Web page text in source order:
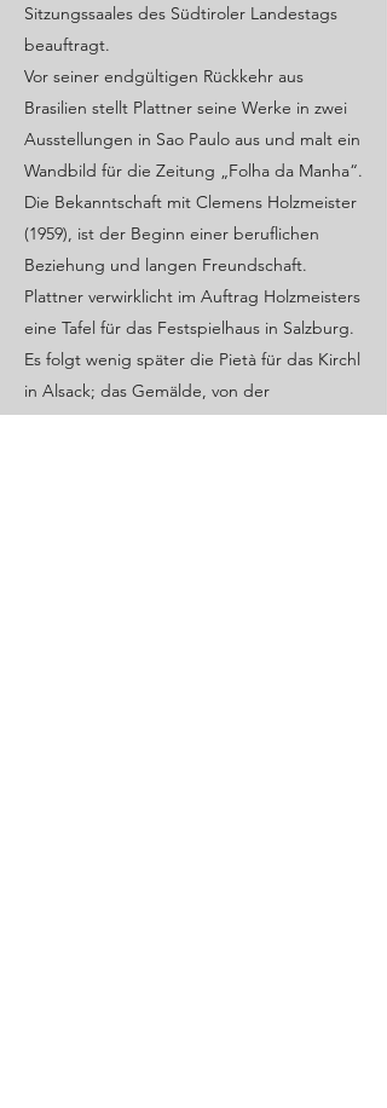
Sitzungssaales des Südtiroler Landestags
beauftragt.
Vor seiner endgültigen Rückkehr aus
Brasilien stellt Plattner seine Werke in zwei
Ausstellungen in Sao Paulo aus und malt ein
Wandbild für die Zeitung „Folha da Manha“.
Die Bekanntschaft mit Clemens Holzmeister
(1959), ist der Beginn einer beruflichen
Beziehung und langen Freundschaft.
Plattner verwirklicht im Auftrag Holzmeisters
eine Tafel für das Festspielhaus in Salzburg.
Es folgt wenig später die Pietà für das Kirchl
in Alsack; das Gemälde, von der
Bevölkerung nur sehr zögernd